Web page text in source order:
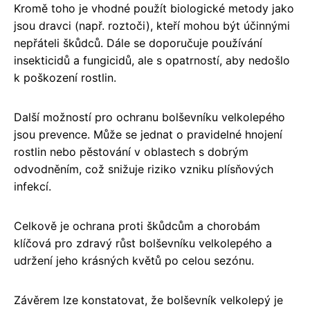
Kromě toho je vhodné použít biologické metody jako
jsou dravci (např. roztoči), kteří mohou být účinnými
nepřáteli škůdců. Dále se doporučuje používání
insekticidů a fungicidů, ale s opatrností, aby nedošlo
k poškození rostlin.
Další možností pro ochranu bolševníku velkolepého
jsou prevence. Může se jednat o pravidelné hnojení
rostlin nebo pěstování v oblastech s dobrým
odvodněním, což snižuje riziko vzniku plísňových
infekcí.
Celkově je ochrana proti škůdcům a chorobám
klíčová pro zdravý růst bolševníku velkolepého a
udržení jeho krásných květů po celou sezónu.
Závěrem lze konstatovat, že bolševník velkolepý je